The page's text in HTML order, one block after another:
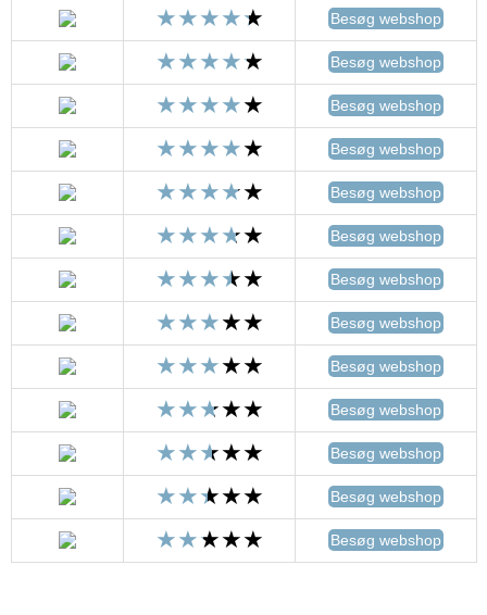
Besøg webshop
Besøg webshop
Besøg webshop
Besøg webshop
Besøg webshop
Besøg webshop
Besøg webshop
Besøg webshop
Besøg webshop
Besøg webshop
Besøg webshop
Besøg webshop
Besøg webshop